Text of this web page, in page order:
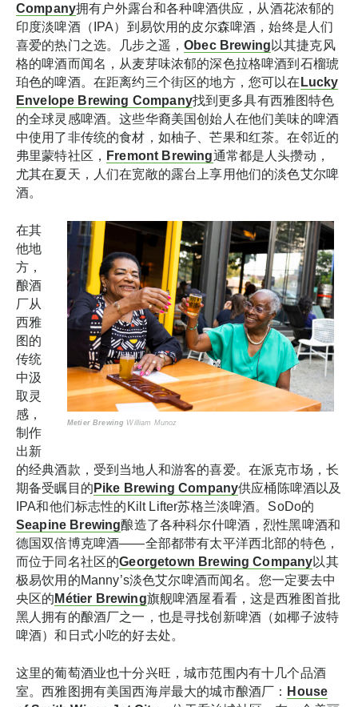
Company拥有户外露台和各种啤酒供应，从酒花浓郁的
印度淡啤酒（IPA）到易饮用的皮尔森啤酒，始终是人们
喜爱的热门之选。几步之遥，Obec Brewing 以其捷克风
格的啤酒而闻名，从麦芽味浓郁的深色拉格啤酒到石榴琥
珀色的啤酒。在距离约三个街区的地方，您可以在 Lucky
Envelope Brewing Company找到更多具有西雅图特色
的全球灵感啤酒。这些华裔美国创始人在他们美味的啤酒
中使用了非传统的食材，如柚子、芒果和红茶。在邻近的
弗里蒙特社区， Fremont Brewing通常都是人头攒动，
尤其在夏天，人们在宽敞的露台上享用他们的淡色艾尔啤
酒。
Metier Brewing William Munoz
在其
他地
方，
酿酒
厂从
西雅
图的
传统
中汲
取灵
感，
制作
出新
的经典酒款，受到当地人和游客的喜爱。在派克市场，长
期备受瞩目的 Pike Brewing Company供应桶陈啤酒以及
IPA和他们标志性的Kilt Lifter苏格兰淡啤酒。SoDo的
Seapine Brewing酿造了各种科尔什啤酒，烈性黑啤酒和
德国双倍博克啤酒——全部都带有太平洋西北部的特色，
而位于同名社区的Georgetown Brewing Company以其
极易饮用的Manny’s淡色艾尔啤酒而闻名。您一定要去中
央区的 Métier Brewing旗舰啤酒屋看看，这是西雅图首批
黑人拥有的酿酒厂之一，也是寻找创新啤酒（如椰子波特
啤酒）和日式小吃的好去处。
这里的葡萄酒业也十分兴旺，城市范围内有十几个品酒
室。西雅图拥有美国西海岸最大的城市酿酒厂： House